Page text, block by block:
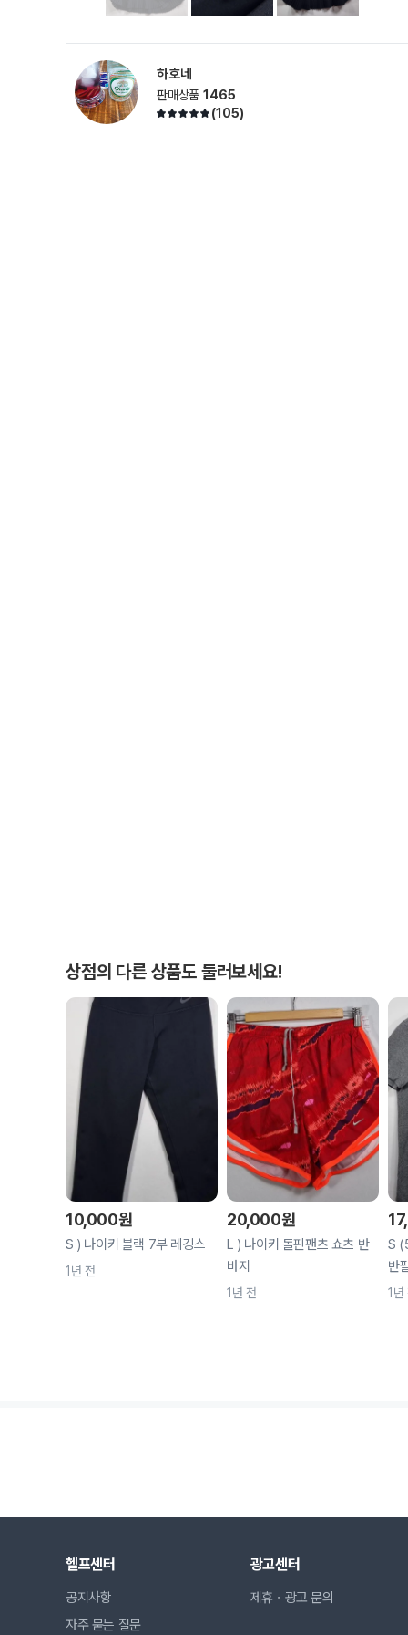
하호네
판매상품 1465
(105)
상점의 다른 상품도 둘러보세요!
10,000원
S ) 나이키 블랙 7부 레깅스
1년 전
20,000원
L ) 나이키 돌핀팬츠 쇼츠 반
바지
1년 전
S
반
1년
헬프센터
공지사항
자주 묻는 질문
광고센터
제휴ㆍ광고 문의